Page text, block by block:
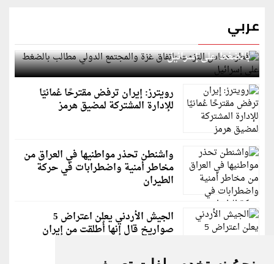
عربي
قطر: حماس التزمت باتفاق غزة والمجتمع الدولي مطالب
بالضغط على إسرائيل
رويترز: إيران ترفض مقترحًا عُمانيًا
للإدارة المشتركة لمضيق هرمز
واشنطن تحذر مواطنيها في العراق من
مخاطر أمنية واضطرابات في حركة
الطيران
الجيش الأردني يعلن اعتراض 5
صواريخ قال إنها أُطلقت من إيران